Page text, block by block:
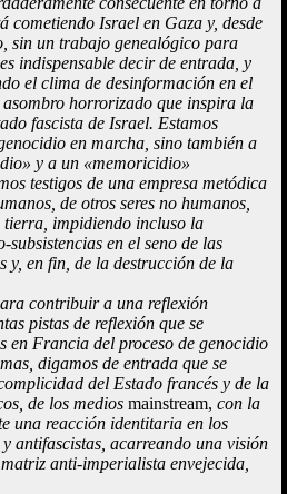
cometiendo Israel en Gaza y, desde
sin un trabajo genealógico para
indispensable decir de entrada, y
el clima de desinformación en el
horrorizado que inspira la
fascista de Israel. Estamos
en marcha, sino también a
y a un «memoricidio»
testigos de una empresa metódica
de otros seres no humanos,
impidiendo incluso la
en el seno de las
y, en fin, de la destrucción de la
contribuir a una reflexión
pistas de reflexión que se
en Francia del proceso de genocidio
digamos de entrada que se
del Estado francés y de la
de los medios mainstream, con la
una reacción identitaria en los
antifascistas, acarreando una visión
anti-imperialista envejecida,